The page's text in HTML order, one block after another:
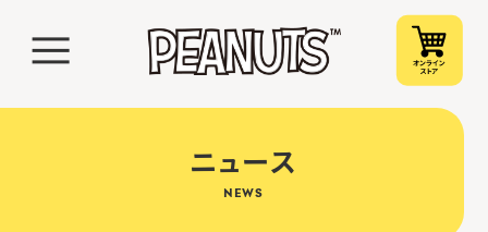
ニュース
NEWS